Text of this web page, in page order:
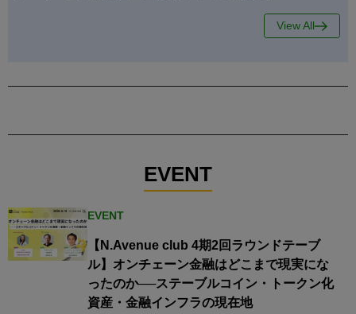
View All
EVENT
EVENT
【N.Avenue club 4期2回ラウンドテーブ
ル】オンチェーン金融はどこまで現実にな
ったのか──ステーブルコイン・トークン化
資産・金融インフラの現在地